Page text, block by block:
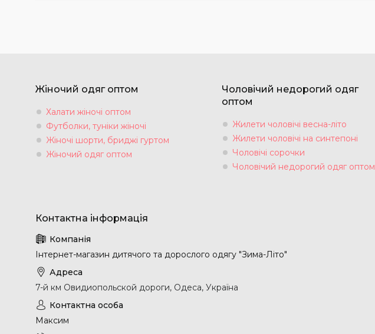
Жіночий одяг оптом
Халати жіночі оптом
Футболки, туніки жіночі
Жіночі шорти, бриджі гуртом
Жіночий одяг оптом
Чоловічий недорогий одяг
оптом
Жилети чоловічі весна-літо
Жилети чоловічі на синтепоні
Чоловічі сорочки
Чоловічий недорогий одяг оптом
Інтернет-магазин дитячого та дорослого одягу "Зима-Літо"
7-й км Овидиопольской дороги, Одеса, Україна
Максим